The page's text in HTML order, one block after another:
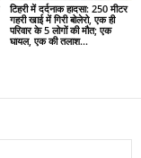
टिहरी में दर्दनाक हादसा: 250 मीटर
गहरी खाई में गिरी बोलेरो, एक ही
परिवार के 5 लोगों की मौत; एक
घायल, एक की तलाश...